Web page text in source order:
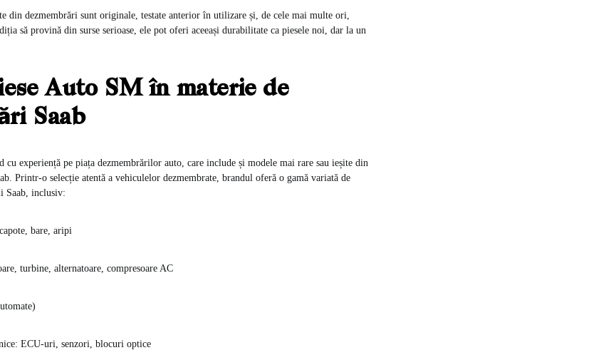
din dezmembrări sunt originale, testate anterior în utilizare și, de cele mai multe ori,
să provină din surse serioase, ele pot oferi aceeași durabilitate ca piesele noi, dar la un
Auto SM în materie de
Saab
cu experiență pe piața dezmembrărilor auto, care include și modele mai rare sau ieșite din
Printr-o selecție atentă a vehiculelor dezmembrate, brandul oferă o gamă variată de
Saab, inclusiv:
bare, aripi
turbine, alternatoare, compresoare AC
ECU-uri, senzori, blocuri optice